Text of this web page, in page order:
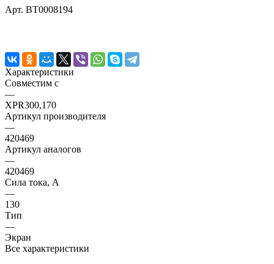
Арт. BT0008194
Характеристики
Совместим с
—
XPR300,170
Артикул производителя
—
420469
Артикул аналогов
—
420469
Сила тока, А
—
130
Тип
—
Экран
Все характеристики